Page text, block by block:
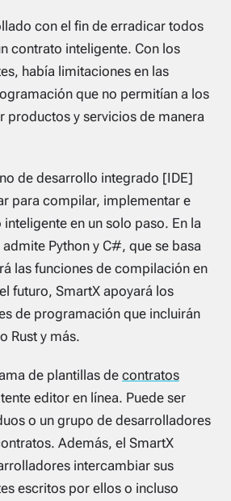
con el fin de erradicar todos
contrato inteligente. Con los
había limitaciones en las
que no permitían a los
productos y servicios de manera
de desarrollo integrado [IDE]
para compilar, implementar e
en un solo paso. En la
Python y C#, que se basa
las funciones de compilación en
futuro, SmartX apoyará los
de programación que incluirán
Rust y más.
de plantillas de contratos
editor en línea. Puede ser
o un grupo de desarrolladores
Además, el SmartX
intercambiar sus
escritos por ellos o incluso